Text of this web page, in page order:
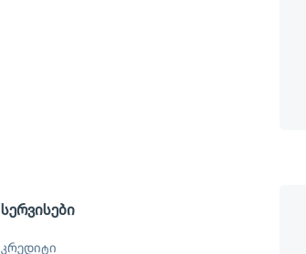
სერვისები
კრედიტი